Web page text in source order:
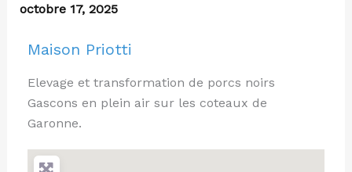
octobre 17, 2025
Maison Priotti
Elevage et transformation de porcs noirs
Gascons en plein air sur les coteaux de
Garonne.